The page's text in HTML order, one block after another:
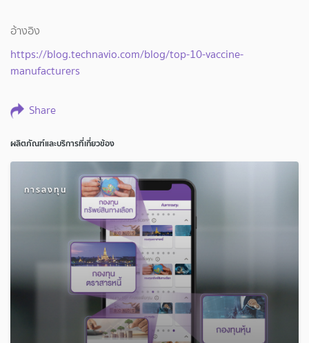
อ้างอิง
https://blog.technavio.com/blog/top-10-vaccine-
manufacturers
Share
ผลิตภัณฑ์และบริการที่เกี่ยวข้อง
การลงทุน